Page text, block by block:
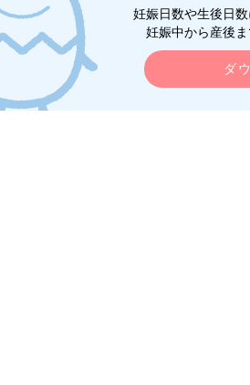
妊娠日数や生後日
妊娠中から産後
ダ